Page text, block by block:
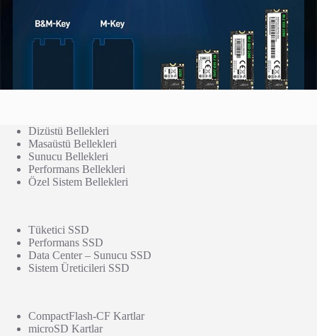
Dizüstü Bellekleri
Masaüstü Bellekleri
Sunucu Bellekleri
Performans Bellekleri
Özel Sistem Bellekleri
Tüketici SSD
Performans SSD
Data Center – Sunucu SSD
Sistem Üreticileri SSD
CompactFlash-CF Kartlar
microSD Kartlar